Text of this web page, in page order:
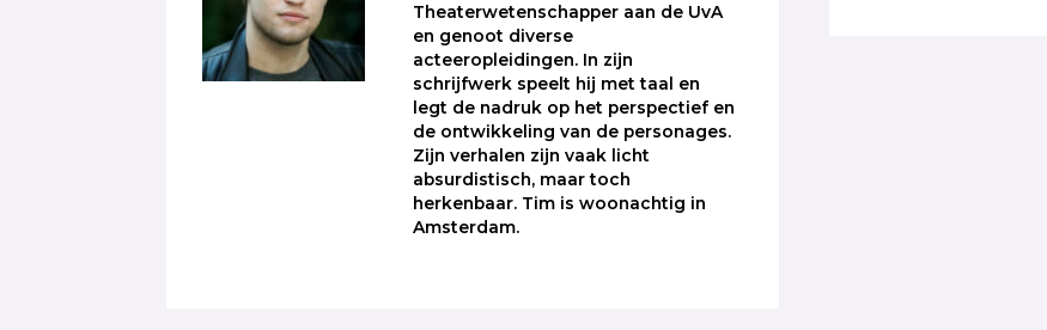
Theaterwetenschapper aan de UvA
en genoot diverse
acteeropleidingen. In zijn
schrijfwerk speelt hij met taal en
legt de nadruk op het perspectief en
de ontwikkeling van de personages.
Zijn verhalen zijn vaak licht
absurdistisch, maar toch
herkenbaar. Tim is woonachtig in
Amsterdam.